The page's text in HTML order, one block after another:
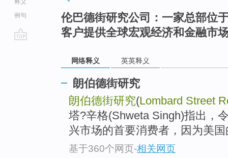
释义
例句
伦巴德街研究公司：一家总部位
客户提供全球宏观经济和金融市
网络释义 英英释义
朗伯德街研究
朗伯德街研究(Lombard Street
塔?辛格(Shweta Singh)指出，
兴市场的首要消费者，因为美
基于360个网页-相关网页